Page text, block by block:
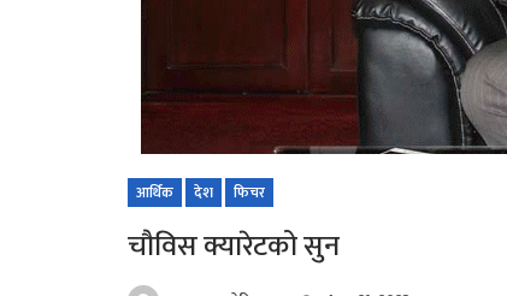
आर्थिक देश फिचर
चौविस क्यारेटको सुन